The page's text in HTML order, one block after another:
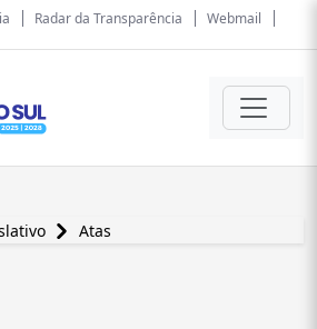
Radar da Transparência Webmail
Atas